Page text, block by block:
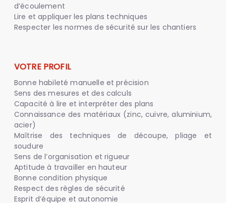
d’écoulement
Lire et appliquer les plans techniques
Respecter les normes de sécurité sur les chantiers
VOTRE PROFIL
Bonne habileté manuelle et précision
Sens des mesures et des calculs
Capacité à lire et interpréter des plans
Connaissance des matériaux (zinc, cuivre, aluminium,
acier)
Maîtrise des techniques de découpe, pliage et
soudure
Sens de l’organisation et rigueur
Aptitude à travailler en hauteur
Bonne condition physique
Respect des règles de sécurité
Esprit d’équipe et autonomie